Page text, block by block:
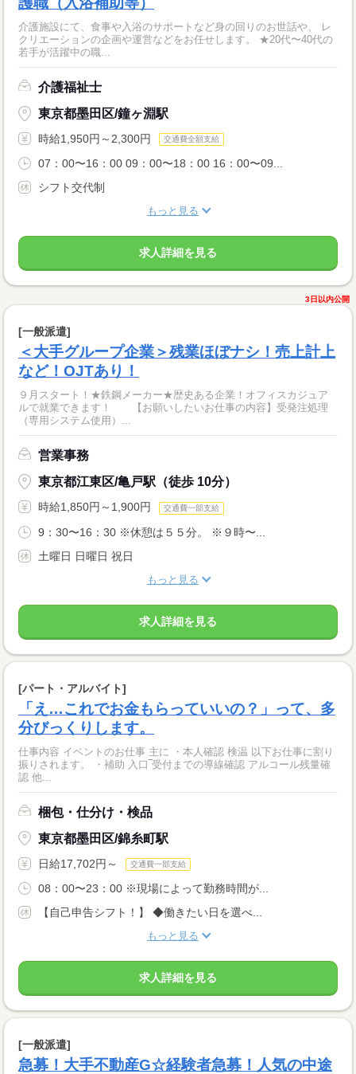
介護施設にて、食事や入浴のサポートなど身の回りのお世話や、 レ
クリエーションの企画や運営などをお任せします。 ★20代〜40代の
若手が活躍中の職...
介護福祉士
東京都墨田区/鐘ヶ淵駅
時給1,950円～2,300円 交通費全額支給
07：00〜16：00 09：00〜18：00 16：00〜09...
シフト交代制
もっと見る
求人詳細を見る
3日以内公開
[一般派遣]
＜大手グループ企業＞残業ほぼナシ！売上計上
など！OJTあり！
９月スタート！★鉄鋼メーカー★歴史ある企業！オフィスカジュア
ルで就業できます！ 【お願いしたいお仕事の内容】受発注処理
（専用システム使用）...
営業事務
東京都江東区/亀戸駅（徒歩 10分）
時給1,850円～1,900円 交通費一部支給
9：30〜16：30 ※休憩は５５分。 ※９時〜...
土曜日 日曜日 祝日
もっと見る
求人詳細を見る
[パート・アルバイト]
「え…これでお金もらっていいの？」って、多
分びっくりします。
仕事内容 イベントのお仕事 主に ・本人確認 検温 以下お仕事に割り
振りされます。 ・補助 入口‾受付までの導線確認 アルコール残量確
認 他...
梱包・仕分け・検品
東京都墨田区/錦糸町駅
日給17,702円～ 交通費一部支給
08：00〜23：00 ※現場によって勤務時間が...
【自己申告シフト！】 ◆働きたい日を選べ...
もっと見る
求人詳細を見る
[一般派遣]
急募！大手不動産G☆経験者急募！人気の中途